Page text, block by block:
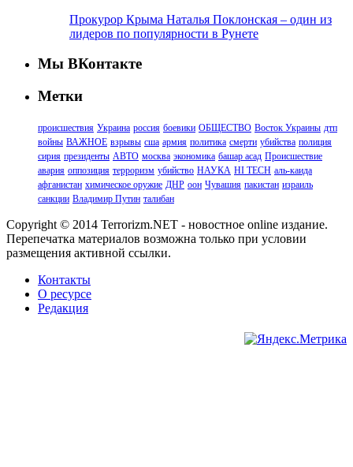
Прокурор Крыма Наталья Поклонская – один из
лидеров по популярности в Рунете
Мы ВКонтакте
Метки
происшествия Украина россия боевики ОБЩЕСТВО Восток Украины дтп
войны ВАЖНОЕ взрывы сша армия политика смерти убийства полиция
сирия президенты АВТО москва экономика башар асад Происшествие
авария оппозиция терроризм убийство НАУКА HI TECH аль-каида
афганистан химическое оружие ДНР оон Чувашия пакистан израиль
санкции Владимир Путин талибан
Copyright © 2014 Terrorizm.NET - новостное online издание.
Перепечатка материалов возможна только при условии
размещения активной ссылки.
Контакты
О ресурсе
Редакция